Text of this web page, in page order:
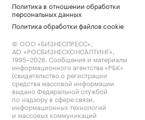
Политика в отношении обработки
персональных данных
Политика обработки файлов cookie
© ООО «БИЗНЕСПРЕСС»,
АО «РОСБИЗНЕСКОНСАЛТИНГ»,
1995–2026. Сообщения и материалы
информационного агентства «РБК»
(свидетельство о регистрации
средства массовой информации
выдано Федеральной службой
по надзору в сфере связи,
информационных технологий
и массовых коммуникаций